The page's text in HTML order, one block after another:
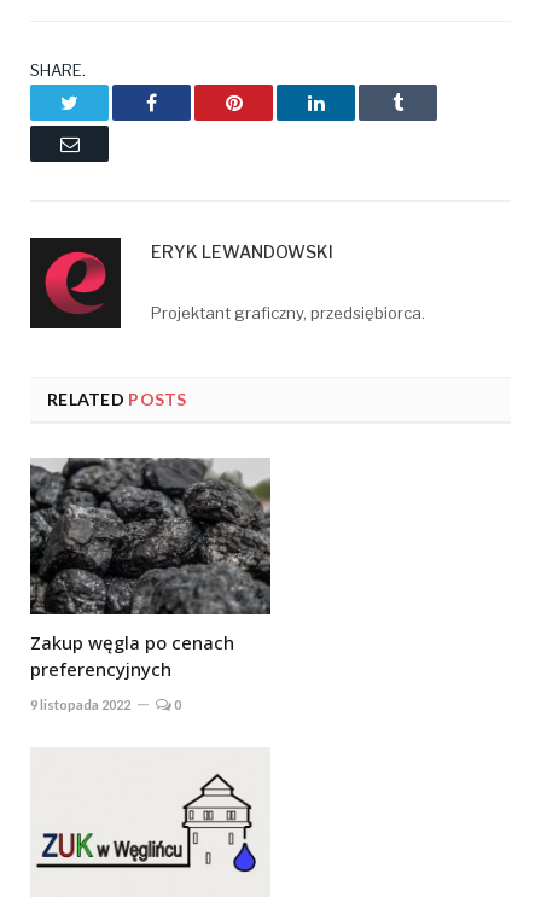
SHARE.
TwitterFacebookPinterestLinkedInTumblr
Email
ERYK LEWANDOWSKI
Projektant graficzny, przedsiębiorca.
RELATED POSTS
Zakup węgla po cenach
preferencyjnych
9 listopada 2022 0